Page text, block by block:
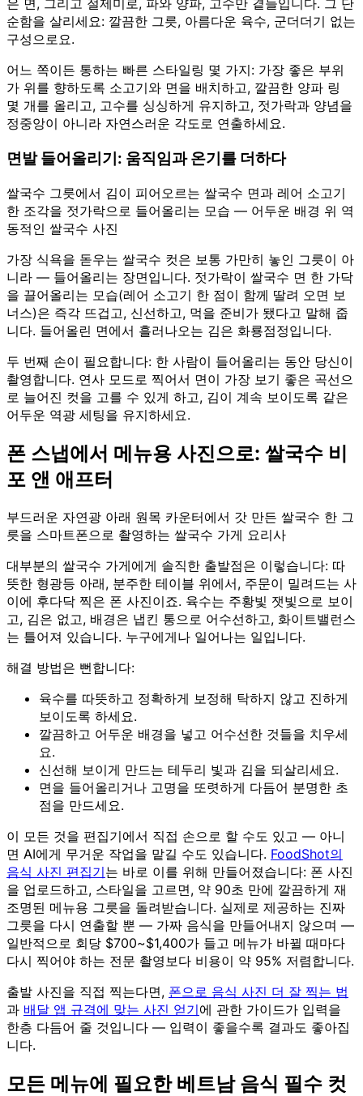
은 면, 그리고 절제미로, 파와 양파, 고수만 곁들입니다. 그 단
순함을 살리세요: 깔끔한 그릇, 아름다운 육수, 군더더기 없는
구성으로요.
어느 쪽이든 통하는 빠른 스타일링 몇 가지: 가장 좋은 부위
가 위를 향하도록 소고기와 면을 배치하고, 깔끔한 양파 링
몇 개를 올리고, 고수를 싱싱하게 유지하고, 젓가락과 양념을
정중앙이 아니라 자연스러운 각도로 연출하세요.
면발 들어올리기: 움직임과 온기를 더하다
쌀국수 그릇에서 김이 피어오르는 쌀국수 면과 레어 소고기
한 조각을 젓가락으로 들어올리는 모습 — 어두운 배경 위 역
동적인 쌀국수 사진
가장 식욕을 돋우는 쌀국수 컷은 보통 가만히 놓인 그릇이 아
니라 — 들어올리는 장면입니다. 젓가락이 쌀국수 면 한 가닥
을 끌어올리는 모습(레어 소고기 한 점이 함께 딸려 오면 보
너스)은 즉각 뜨겁고, 신선하고, 먹을 준비가 됐다고 말해 줍
니다. 들어올린 면에서 흘러나오는 김은 화룡점정입니다.
두 번째 손이 필요합니다: 한 사람이 들어올리는 동안 당신이
촬영합니다. 연사 모드로 찍어서 면이 가장 보기 좋은 곡선으
로 늘어진 컷을 고를 수 있게 하고, 김이 계속 보이도록 같은
어두운 역광 세팅을 유지하세요.
폰 스냅에서 메뉴용 사진으로: 쌀국수 비
포 앤 애프터
부드러운 자연광 아래 원목 카운터에서 갓 만든 쌀국수 한 그
릇을 스마트폰으로 촬영하는 쌀국수 가게 요리사
대부분의 쌀국수 가게에게 솔직한 출발점은 이렇습니다: 따
뜻한 형광등 아래, 분주한 테이블 위에서, 주문이 밀려드는 사
이에 후다닥 찍은 폰 사진이죠. 육수는 주황빛 잿빛으로 보이
고, 김은 없고, 배경은 냅킨 통으로 어수선하고, 화이트밸런스
는 틀어져 있습니다. 누구에게나 일어나는 일입니다.
해결 방법은 뻔합니다:
육수를 따뜻하고 정확하게 보정해 탁하지 않고 진하게
보이도록 하세요.
깔끔하고 어두운 배경을 넣고 어수선한 것들을 치우세
요.
신선해 보이게 만드는 테두리 빛과 김을 되살리세요.
면을 들어올리거나 고명을 또렷하게 다듬어 분명한 초
점을 만드세요.
이 모든 것을 편집기에서 직접 손으로 할 수도 있고 — 아니
면 AI에게 무거운 작업을 맡길 수도 있습니다. FoodShot의
음식 사진 편집기는 바로 이를 위해 만들어졌습니다: 폰 사진
을 업로드하고, 스타일을 고르면, 약 90초 만에 깔끔하게 재
조명된 메뉴용 그릇을 돌려받습니다. 실제로 제공하는 진짜
그릇을 다시 연출할 뿐 — 가짜 음식을 만들어내지 않으며 —
일반적으로 회당 $700~$1,400가 들고 메뉴가 바뀔 때마다
다시 찍어야 하는 전문 촬영보다 비용이 약 95% 저렴합니다.
출발 사진을 직접 찍는다면, 폰으로 음식 사진 더 잘 찍는 법
과 배달 앱 규격에 맞는 사진 얻기에 관한 가이드가 입력을
한층 다듬어 줄 것입니다 — 입력이 좋을수록 결과도 좋아집
니다.
모든 메뉴에 필요한 베트남 음식 필수 컷